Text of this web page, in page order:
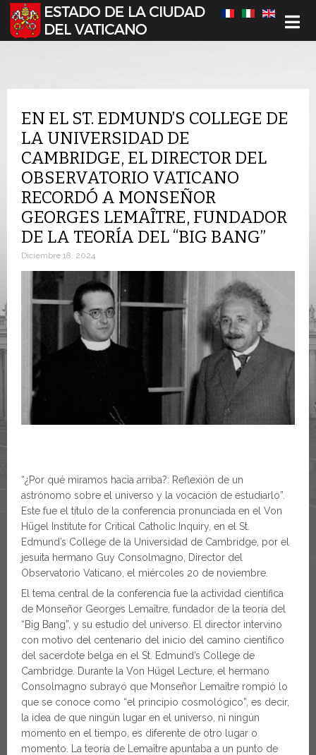
Seleccione su idioma
EN EL ST. EDMUND’S COLLEGE DE
LA UNIVERSIDAD DE
CAMBRIDGE, EL DIRECTOR DEL
OBSERVATORIO VATICANO
RECORDÓ A MONSEÑOR
GEORGES LEMAÎTRE, FUNDADOR
DE LA TEORÍA DEL “BIG BANG”
Diciembre 18, 2024
“¿Por qué miramos hacia arriba?: Reflexión de un
astrónomo sobre el universo y la vocación de estudiarlo”.
Este fue el título de la conferencia pronunciada en el Von
Hügel Institute for Critical Catholic Inquiry, en el St.
Edmund’s College de la Universidad de Cambridge, por el
jesuita hermano Guy Consolmagno, Director del
Observatorio Vaticano, el miércoles 20 de noviembre.
El tema central de la conferencia fue la actividad científica
de Monseñor Georges Lemaître, fundador de la teoría del
“Big Bang”, y su estudio del universo. El director intervino
con motivo del centenario del inicio del camino científico
del sacerdote belga en el St. Edmund’s College de
Cambridge. Durante la Von Hügel Lecture, el hermano
Consolmagno subrayó que Monseñor Lemaître rompió lo
que se conoce como “el principio cosmológico”, es decir,
la idea de que ningún lugar en el universo, ni ningún
momento en el tiempo, es diferente de otro lugar o
momento. La teoría de Lemaître apuntaba a un punto de